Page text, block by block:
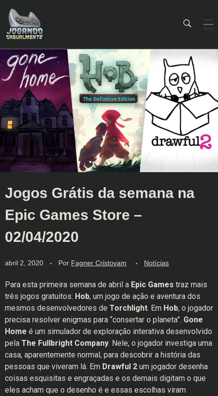
Jogando Casualmente
Conteúdo family friendly sobre games! Desde 2019 analisando jogos.
Jogos Grátis da semana na
Epic Games Store –
02/04/2020
abril 2, 2020 Por Fagner Cristovam Notícias
Para esta primeira semana de abril a Epic Games traz mais
três jogos gratuitos: Hob, um jogo de ação e aventura dos
mesmos desenvolvedores de Torchlight. Em Hob, o jogador
precisa resolver enigmas para “consertar o planeta”. Gone
Home é um simulador de exploração interativa desenvolvido
pela The Fullbright Company. Nele, o jogador investiga uma
casa, aparentemente normal, para descobrir a história das
pessoas que viveram lá. Em Drawful 2 um jogador desenha
coisas esquisitas e engraçadas e os demais digitam o que
eles acham que o desenho é e essas escolhas viram